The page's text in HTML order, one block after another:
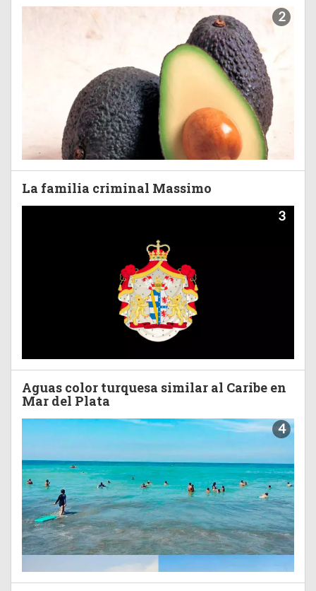
2
La familia criminal Massimo
3
Aguas color turquesa similar al Caribe en
Mar del Plata
4